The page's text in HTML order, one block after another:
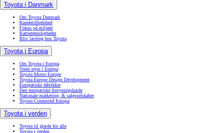
Toyota i Danmark
Om Toyota Danmark
Kundetilfredshed
Fokus på miljøet
Karrieremuligheder
Bliv lærling hos Toyota
Toyota i Europa
Om Toyota i Europa
Vores rejse i Europa
Toyota Motor Europe
Toyota Europe Design Development
Europæiske fabrikker
Den europæiske forsyningskæde
Nationale marketing- & salgsselskaber
Toyota Connected Europa
Toyota i verden
Toyota til glæde for alle
Toyota i verden